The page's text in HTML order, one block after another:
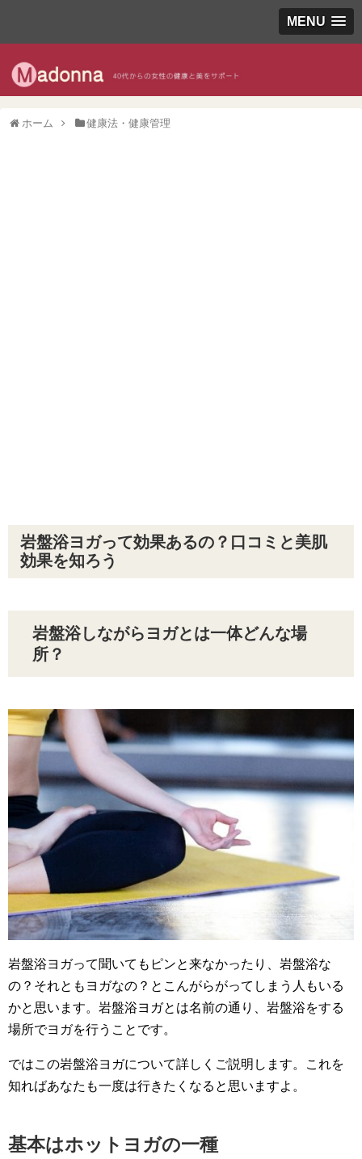
MENU
ホーム 健康法・健康管理
岩盤浴ヨガって効果あるの？口コミと美肌
効果を知ろう
岩盤浴しながらヨガとは一体どんな場
所？
岩盤浴ヨガって聞いてもピンと来なかったり、岩盤浴な
の？それともヨガなの？とこんがらがってしまう人もいる
かと思います。岩盤浴ヨガとは名前の通り、岩盤浴をする
場所でヨガを行うことです。
ではこの岩盤浴ヨガについて詳しくご説明します。これを
知ればあなたも一度は行きたくなると思いますよ。
基本はホットヨガの一種